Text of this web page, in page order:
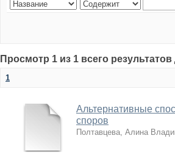
Просмотр 1 из 1 всего
1
Альтернативные
споров
Полтавцева, Алина